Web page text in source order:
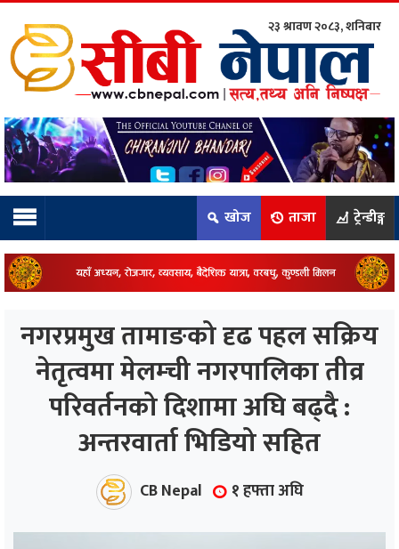
टिम:
२३ श्रावण २०८३, शनिबार
खोज ताजा ट्रेन्डीङ्ग
नगरप्रमुख तामाङको दृढ पहल सक्रिय
नेतृत्वमा मेलम्ची नगरपालिका तीव्र
परिवर्तनको दिशामा अघि बढ्दै :
अन्तरवार्ता भिडियो सहित
CB Nepal १ हफ्ता अघि